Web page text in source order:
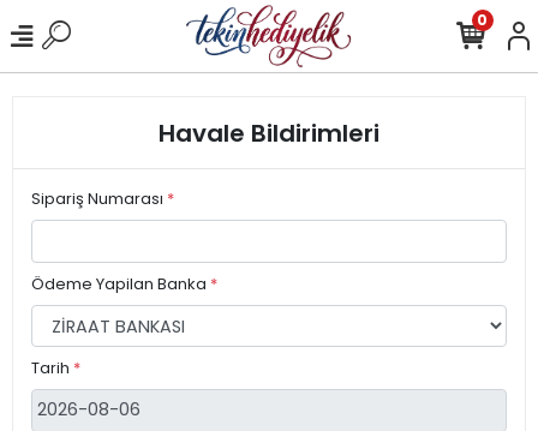
0
Havale Bildirimleri
Sipariş Numarası *
Ödeme Yapilan Banka *
Tarih *